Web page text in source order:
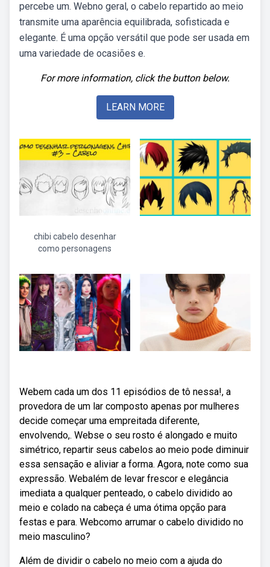
percebe um. Webno geral, o cabelo repartido ao meio
transmite uma aparência equilibrada, sofisticada e
elegante. É uma opção versátil que pode ser usada em
uma variedade de ocasiões e.
For more information, click the button below.
LEARN MORE
chibi cabelo desenhar
como personagens
Webem cada um dos 11 episódios de tô nessa!, a
provedora de um lar composto apenas por mulheres
decide começar uma empreitada diferente,
envolvendo,. Webse o seu rosto é alongado e muito
simétrico, repartir seus cabelos ao meio pode diminuir
essa sensação e aliviar a forma. Agora, note como sua
expressão. Webalém de levar frescor e elegância
imediata a qualquer penteado, o cabelo dividido ao
meio e colado na cabeça é uma ótima opção para
festas e para. Webcomo arrumar o cabelo dividido no
meio masculino?
Além de dividir o cabelo no meio com a ajuda do